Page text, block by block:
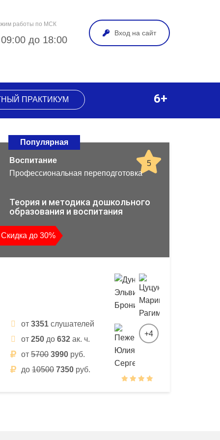
работы по МСК
до 18:00
Вход на сайт
ПРАКТИКУМ 6+
Популярная
5
Воспитание
Профессиональная переподготовка
Теория и методика дошкольного
образования и воспитания
Скидка до 30%
от 3351 слушателей
от 250 до 632 ак. ч.
от 5700 3990 руб.
до 10500 7350 руб.
+4